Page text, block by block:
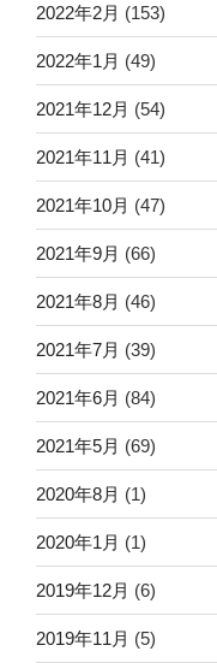
2022年2月 (153)
2022年1月 (49)
2021年12月 (54)
2021年11月 (41)
2021年10月 (47)
2021年9月 (66)
2021年8月 (46)
2021年7月 (39)
2021年6月 (84)
2021年5月 (69)
2020年8月 (1)
2020年1月 (1)
2019年12月 (6)
2019年11月 (5)